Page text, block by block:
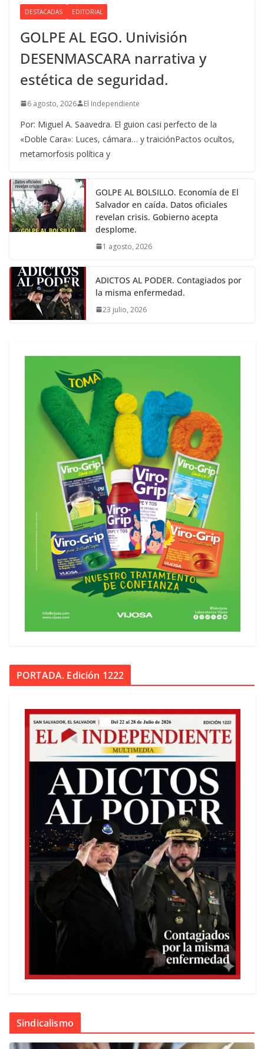
DESTACADAS EDITORIAL
GOLPE AL EGO. Univisión
DESENMASCARA narrativa y
estética de seguridad.
6 agosto, 2026 El Independiente
Por: Miguel A. Saavedra. El guion casi perfecto de la
«Doble Cara»: Luces, cámara… y traiciónPactos ocultos,
metamorfosis política y
GOLPE AL BOLSILLO. Economía de El
Salvador en caída. Datos oficiales
revelan crisis. Gobierno acepta
desplome.
1 agosto, 2026
ADICTOS AL PODER. Contagiados por
la misma enfermedad.
23 julio, 2026
PORTADA. Edición 1222
Sindicalismo